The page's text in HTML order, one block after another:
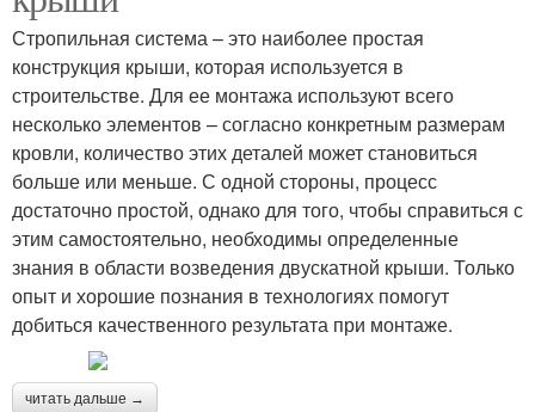
Стропильная система – это наиболее простая
конструкция крыши, которая используется в
строительстве. Для ее монтажа используют всего
несколько элементов – согласно конкретным размерам
кровли, количество этих деталей может становиться
больше или меньше. С одной стороны, процесс
достаточно простой, однако для того, чтобы справиться с
этим самостоятельно, необходимы определенные
знания в области возведения двускатной крыши. Только
опыт и хорошие познания в технологиях помогут
добиться качественного результата при монтаже.
читать дальше →